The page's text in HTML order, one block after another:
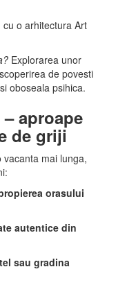
o arhitectura Art
Explorarea unor
de povesti
oboseala psihica.
aproape
de griji
mai lunga,
orasului
autentice din
sau gradina